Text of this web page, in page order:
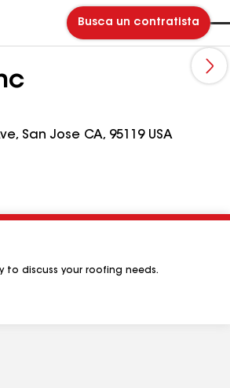
Busca un contratista
San Jose CA, 95119 USA
to discuss your roofing needs.